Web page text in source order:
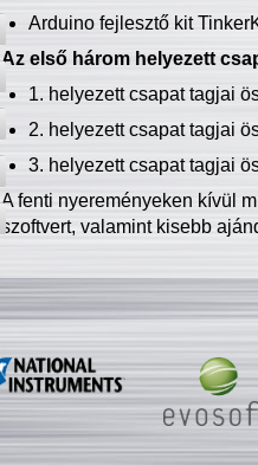
Arduino fejlesztő kit
Az első három helyezett
1. helyezett csapat tagjai
2. helyezett csapat tagjai
3. helyezett csapat tagjai
A fenti nyereményeken kívül
szoftvert, valamint kisebb